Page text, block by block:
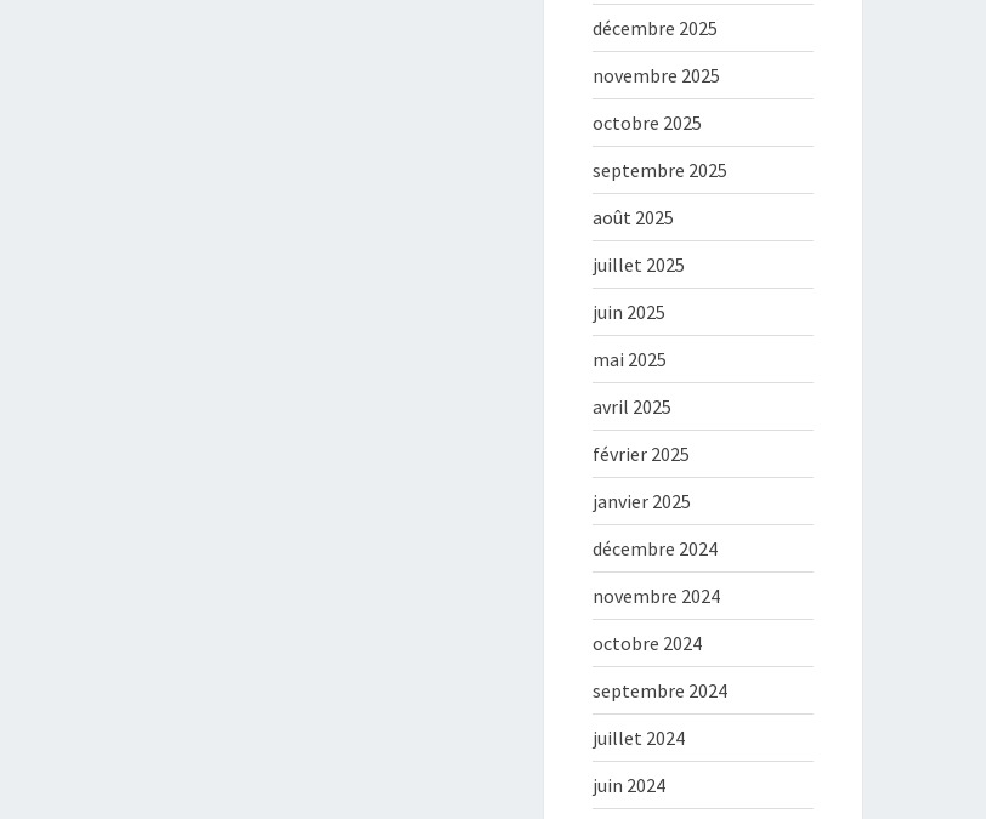
décembre 2025
novembre 2025
octobre 2025
septembre 2025
août 2025
juillet 2025
juin 2025
mai 2025
avril 2025
février 2025
janvier 2025
décembre 2024
novembre 2024
octobre 2024
septembre 2024
juillet 2024
juin 2024